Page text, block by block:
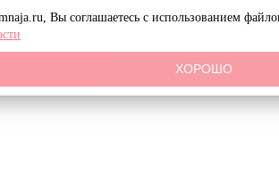
Вы соглашаетесь с использованием
ХОРОШО